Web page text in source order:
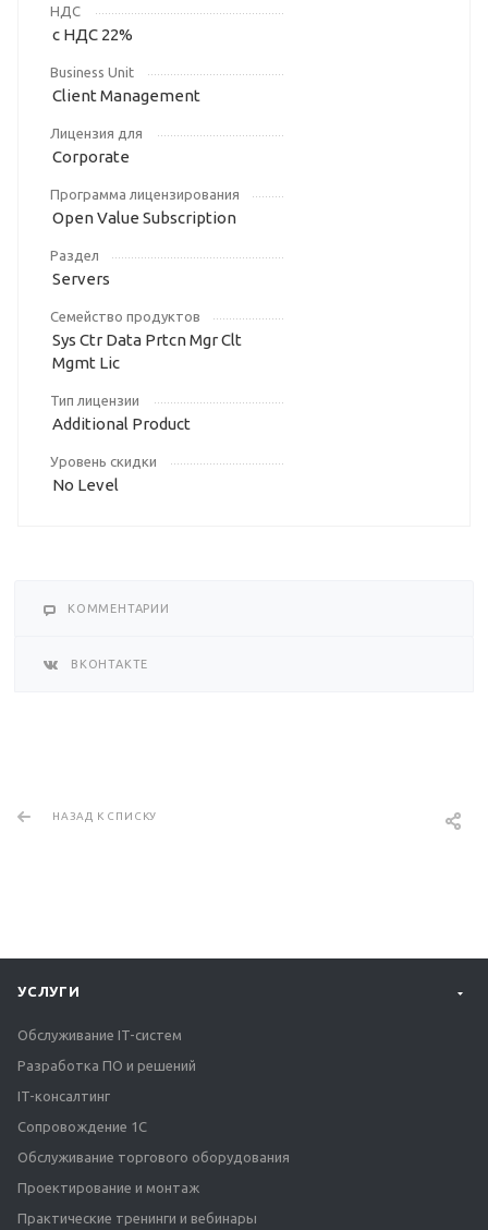
НДС
с НДС 22%
Business Unit
Client Management
Лицензия для
Corporate
Программа лицензирования
Open Value Subscription
Раздел
Servers
Семейство продуктов
Sys Ctr Data Prtcn Mgr Clt
Mgmt Lic
Тип лицензии
Additional Product
Уровень скидки
No Level
КОММЕНТАРИИ
ВКОНТАКТЕ
НАЗАД К СПИСКУ
УСЛУГИ
Обслуживание IT-систем
Разработка ПО и решений
IT-консалтинг
Сопровождение 1С
Обслуживание торгового оборудования
Проектирование и монтаж
Практические тренинги и вебинары